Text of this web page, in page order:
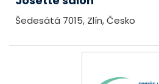
Šedesátá 7015, Zlín, Česko